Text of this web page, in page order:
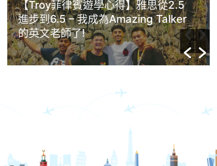
Gim菲律賓克拉克Anglo遊學心得：
學習動機很重要，英文沒有年齡限
制，任何年齡層的人都能夠提升自己